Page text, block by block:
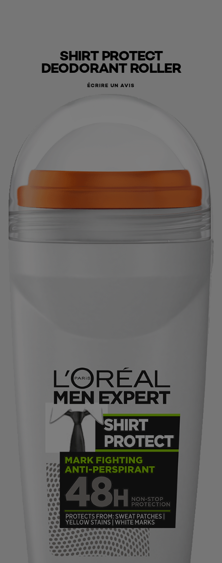
SHIRT PROTECT
DEODORANT ROLLER
ÉCRIRE UN AVIS